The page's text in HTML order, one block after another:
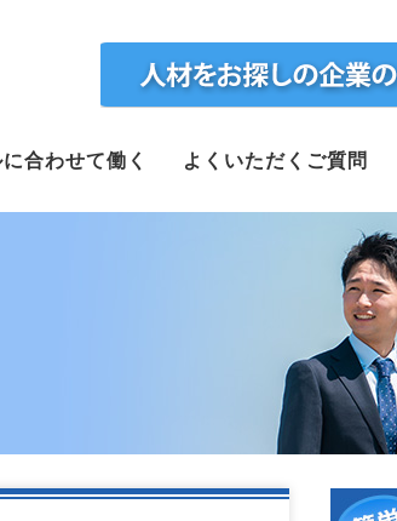
企業案内
合わせて働く よくいただくご質問